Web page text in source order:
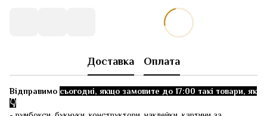
Доставка Оплата
Відправимо сьогодні, якщо замовите до 17:00 такі товари, як
👇